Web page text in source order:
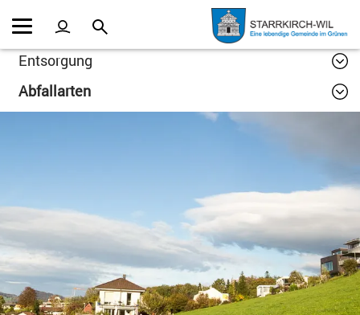
Kopfzeile
Inhalt
Entsorgung
Abfallarten